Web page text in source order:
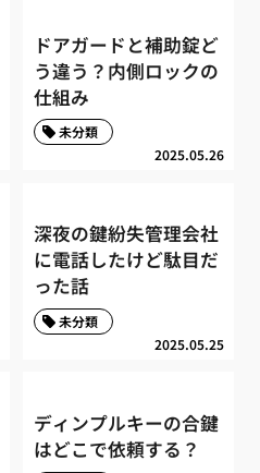
ドアガードと補助錠ど
う違う？内側ロックの
仕組み
2025.05.26
未分類
深夜の鍵紛失管理会社
に電話したけど駄目だ
った話
2025.05.25
未分類
ディンプルキーの合鍵
はどこで依頼する？